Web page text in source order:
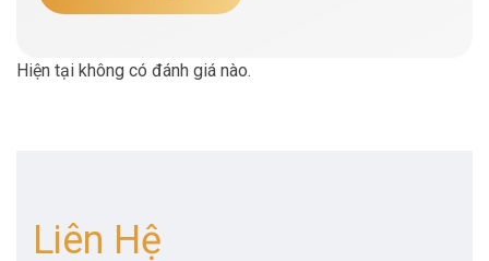
Hiện tại không có đánh giá nào.
Liên Hệ